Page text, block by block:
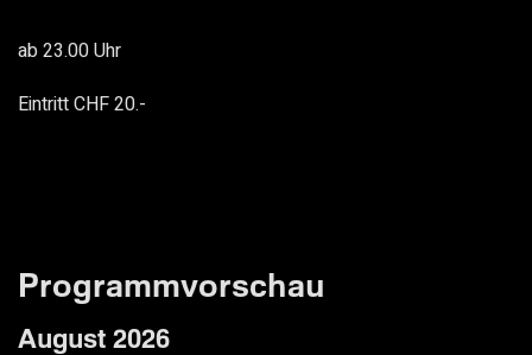
ab 23.00 Uhr
Eintritt CHF 20.-
Programmvorschau
August 2026